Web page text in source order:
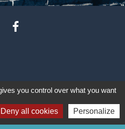
- FRANCE
you control over what you want
Deny all cookies Personalize